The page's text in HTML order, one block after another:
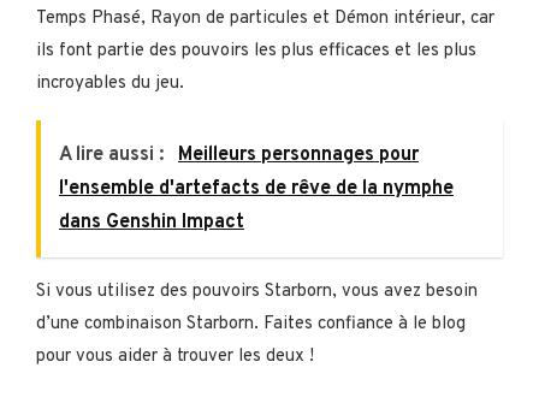
Temps Phasé, Rayon de particules et Démon intérieur, car
ils font partie des pouvoirs les plus efficaces et les plus
incroyables du jeu.
A lire aussi :
Meilleurs personnages pour
l'ensemble d'artefacts de rêve de la nymphe
dans Genshin Impact
Si vous utilisez des pouvoirs Starborn, vous avez besoin
d’une combinaison Starborn. Faites confiance à le blog
pour vous aider à trouver les deux !